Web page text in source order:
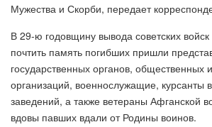
Мужества и Скорби, передает
В 29-ю годовщину вывода советских
почтить память погибших пришли
государственных органов, общественных
организаций, военнослужащие, курсанты
заведений, а также ветераны Афганской
вдовы павших вдали от Родины воинов.